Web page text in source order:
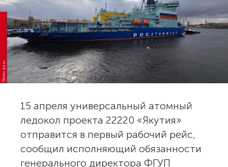
Фото: bz.ru
15 апреля универсальный атомный
ледокол проекта 22220 «Якутия»
отправится в первый рабочий рейс,
сообщил исполняющий обязанности
генерального директора ФГУП